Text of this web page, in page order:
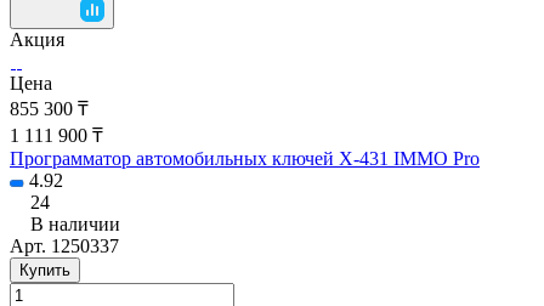
Акция
Цена
855 300 ₸
1 111 900 ₸
Программатор автомобильных ключей X-431 IMMO Pro
4.92
24
В наличии
Арт. 1250337
Купить